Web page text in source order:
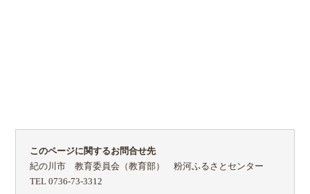
このページに関するお問合せ先
紀の川市 教育委員会（教育部） 粉河ふるさとセンター
TEL 0736-73-3312